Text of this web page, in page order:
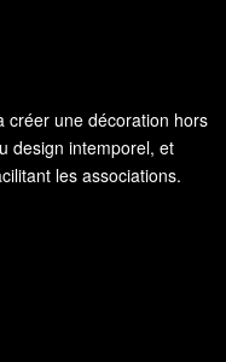
créer une décoration hors
design intemporel, et
les associations.